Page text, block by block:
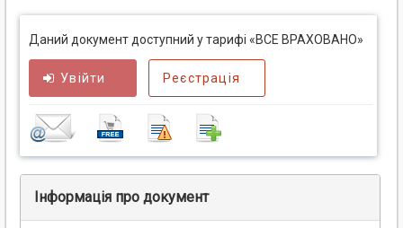
Даний документ доступний у тарифі «ВСЕ ВРАХОВАНО»
Увійти Реєстрація
Інформація про документ